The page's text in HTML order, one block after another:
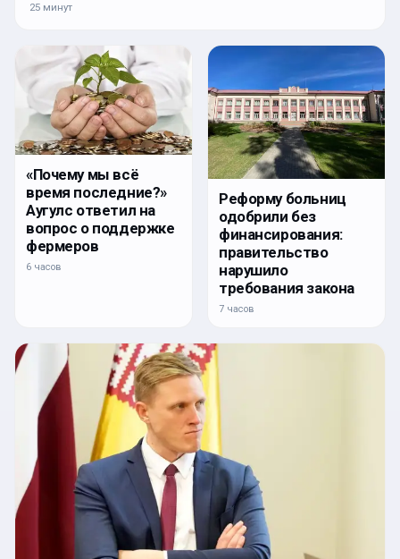
25 минут
«Почему мы всё
время последние?»
Аугулс ответил на
вопрос о поддержке
фермеров
6 часов
Реформу больниц
одобрили без
финансирования:
правительство
нарушило
требования закона
7 часов